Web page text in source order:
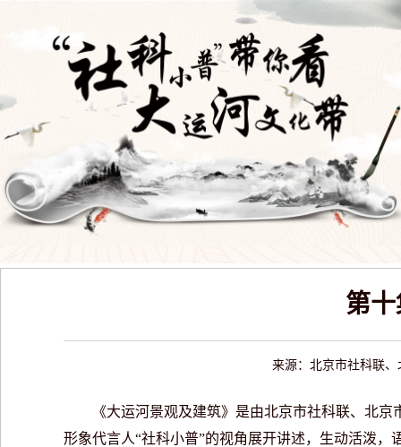
第
来源：北京市社科联
《大运河景观及建筑》是由北京市社科联、北京
形象代言人“社科小普”的视角展开讲述，生动活泼